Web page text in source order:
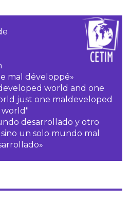
mal développé»
world and one
just one maldeveloped
world"
desarrollado y otro
un solo mundo mal